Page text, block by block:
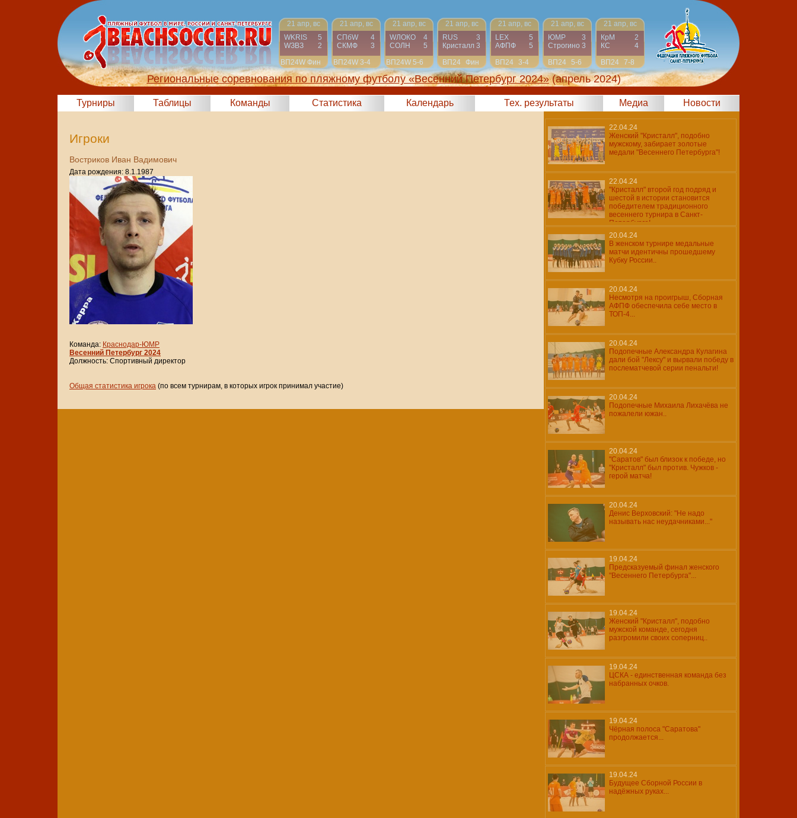
21 апр, вс
WKRIS
5
WЗВЗ
2
ВП24W Фин
21 апр, вс
СПбW
4
СКМФ
3
ВП24W 3-4
21 апр, вс
WЛОКО
4
СОЛН
5
ВП24W 5-6
21 апр, вс
RUS
3
Кристалл 3
ВП24
Фин
21 апр, вс
LEX
5
АФПФ
5
ВП24
3-4
21 апр, вс
ЮМР
3
Строгино 3
ВП24
5-6
21 апр, вс
КрМ
2
КС
4
ВП24
7-8
Региональные соревнования по пляжному футболу «Весенний Петербург 2024» (апрель 2024)
Турниры Таблицы Команды Статистика Календарь Тех. результаты Медиа Новости
Игроки
Востриков Иван Вадимович
Дата рождения: 8.1.1987
Команда: Краснодар-ЮМР
Весенний Петербург 2024
Должность: Спортивный директор
Общая статистика игрока (по всем турнирам, в которых игрок принимал участие)
22.04.24
Женский "Кристалл", подобно
мужскому, забирает золотые
медали "Весеннего Петербурга"!
22.04.24
"Кристалл" второй год подряд и
шестой в истории становится
победителем традиционного
весеннего турнира в Санкт-
Петербурге!
20.04.24
В женском турнире медальные
матчи идентичны прошедшему
Кубку России..
20.04.24
Несмотря на проигрыш, Сборная
АФПФ обеспечила себе место в
ТОП-4...
20.04.24
Подопечные Александра Кулагина
дали бой "Лексу" и вырвали победу в
послематчевой серии пенальти!
20.04.24
Подопечные Михаила Лихачёва не
пожалели южан..
20.04.24
"Саратов" был близок к победе, но
"Кристалл" был против. Чужков -
герой матча!
20.04.24
Денис Верховский: "Не надо
называть нас неудачниками..."
19.04.24
Предсказуемый финал женского
"Весеннего Петербурга"...
19.04.24
Женский "Кристалл", подобно
мужской команде, сегодня
разгромили своих соперниц..
19.04.24
ЦСКА - единственная команда без
набранных очков.
19.04.24
Чёрная полоса "Саратова"
продолжается...
19.04.24
Будущее Сборной России в
надёжных руках...